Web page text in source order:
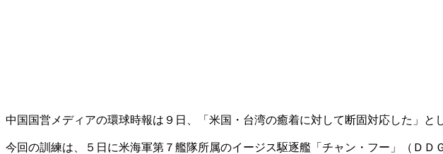
中国国営メディアの環球時報は９日、「米国・台湾の癒着に対して断固対応した」
今回の訓練は、５日に米海軍第７艦隊所属のイージス駆逐艦「チャン・フー」（ＤＤ